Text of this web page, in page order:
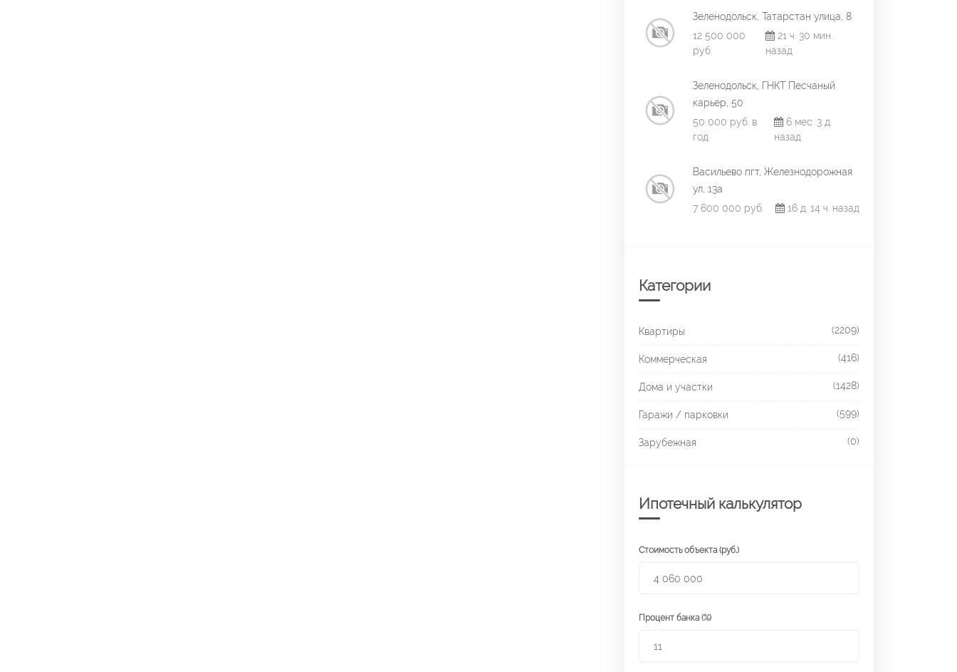
Зеленодольск, Татарстан улица, 8
12 500 000
руб.
21 ч. 30 мин.
назад
Зеленодольск, ГНКТ Песчаный
карьер, 50
50 000 руб. в
год
6 мес. 3 д.
назад
Васильево пгт, Железнодорожная
ул, 13а
7 600 000 руб.
16 д. 14 ч. назад
Категории
Квартиры (2209)
Коммерческая (416)
Дома и участки (1428)
Гаражи / парковки (599)
Зарубежная (0)
Ипотечный калькулятор
Стоимость объекта (руб.)
Процент банка (%)